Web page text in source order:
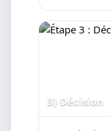
3) Décision